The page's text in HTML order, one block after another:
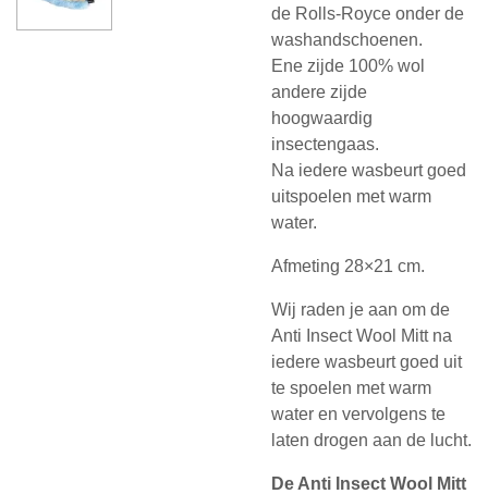
de Rolls-Royce onder de
washandschoenen.
Ene zijde 100% wol
andere zijde
hoogwaardig
insectengaas.
Na iedere wasbeurt goed
uitspoelen met warm
water.
Afmeting 28×21 cm.
Wij raden je aan om de
Anti Insect Wool Mitt na
iedere wasbeurt goed uit
te spoelen met warm
water en vervolgens te
laten drogen aan de lucht.
De Anti Insect Wool Mitt